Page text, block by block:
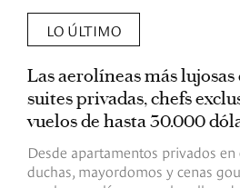
LO ÚLTIMO
Las aerolíneas más
suites privadas, chefs
vuelos de hasta 30.000
Desde apartamentos privados en
duchas, mayordomos y cenas